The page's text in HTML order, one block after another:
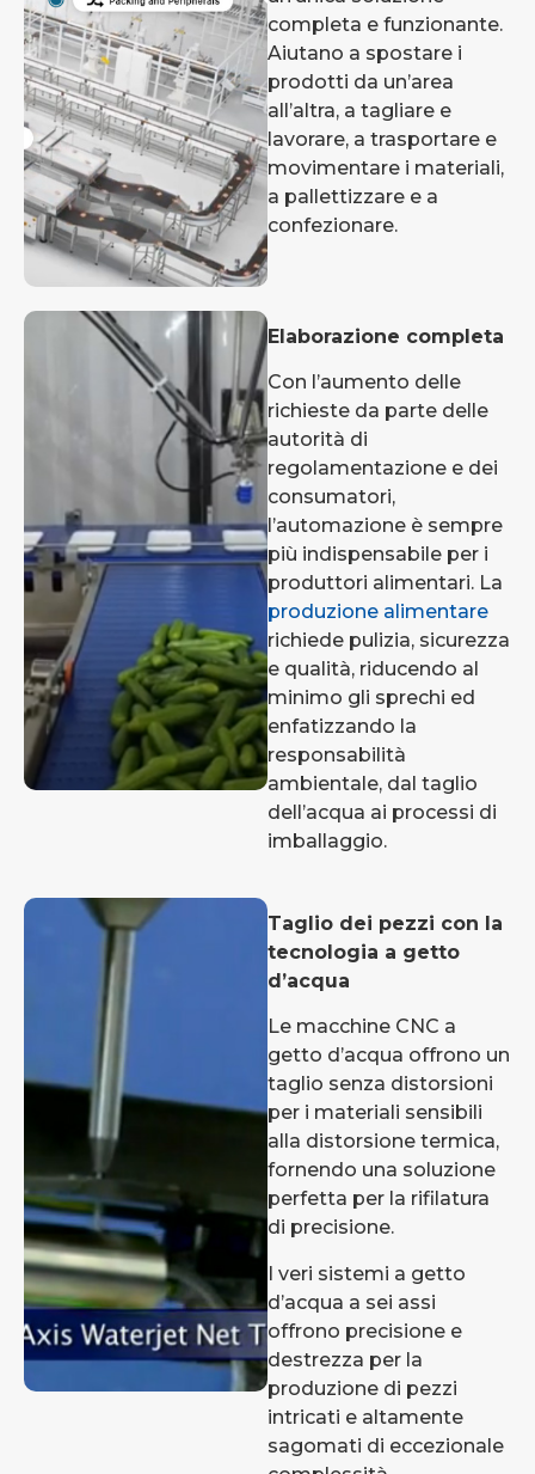
completa e funzionante.
Aiutano a spostare i
prodotti da un’area
all’altra, a tagliare e
lavorare, a trasportare e
movimentare i materiali,
a pallettizzare e a
confezionare.
Elaborazione completa
Con l’aumento delle
richieste da parte delle
autorità di
regolamentazione e dei
consumatori,
l’automazione è sempre
più indispensabile per i
produttori alimentari. La
produzione alimentare
richiede pulizia, sicurezza
e qualità, riducendo al
minimo gli sprechi ed
enfatizzando la
responsabilità
ambientale, dal taglio
dell’acqua ai processi di
imballaggio.
Taglio dei pezzi con la
tecnologia a getto
d’acqua
Le macchine CNC a
getto d’acqua offrono un
taglio senza distorsioni
per i materiali sensibili
alla distorsione termica,
fornendo una soluzione
perfetta per la rifilatura
di precisione.
I veri sistemi a getto
d’acqua a sei assi
offrono precisione e
destrezza per la
produzione di pezzi
intricati e altamente
sagomati di eccezionale